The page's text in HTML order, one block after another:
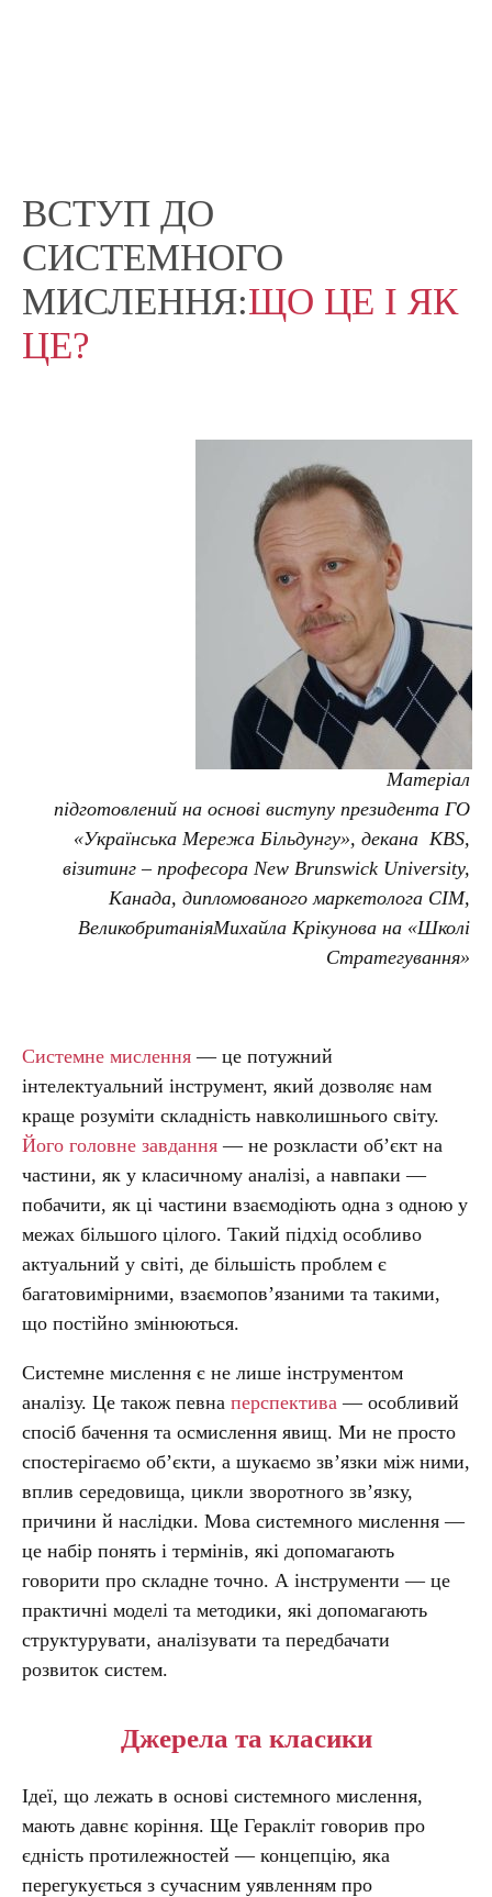
ВСТУП ДО
СИСТЕМНОГО
МИСЛЕННЯ:ЩО ЦЕ І ЯК
ЦЕ?
Матеріал
підготовлений на основі виступу президента ГО
«Українська Мережа Більдунгу», декана KBS,
візитинг – професора New Brunswick University,
Канада, дипломованого маркетолога CIM,
ВеликобританіяМихайла Крікунова на «Школі
Стратегування»
Системне мислення — це потужний
інтелектуальний інструмент, який дозволяє нам
краще розуміти складність навколишнього світу.
Його головне завдання — не розкласти об’єкт на
частини, як у класичному аналізі, а навпаки —
побачити, як ці частини взаємодіють одна з одною у
межах більшого цілого. Такий підхід особливо
актуальний у світі, де більшість проблем є
багатовимірними, взаємопов’язаними та такими,
що постійно змінюються.
Системне мислення є не лише інструментом
аналізу. Це також певна перспектива — особливий
спосіб бачення та осмислення явищ. Ми не просто
спостерігаємо об’єкти, а шукаємо зв’язки між ними,
вплив середовища, цикли зворотного зв’язку,
причини й наслідки. Мова системного мислення —
це набір понять і термінів, які допомагають
говорити про складне точно. А інструменти — це
практичні моделі та методики, які допомагають
структурувати, аналізувати та передбачати
розвиток систем.
Джерела та класики
Ідеї, що лежать в основі системного мислення,
мають давнє коріння. Ще Геракліт говорив про
єдність протилежностей — концепцію, яка
перегукується з сучасним уявленням про